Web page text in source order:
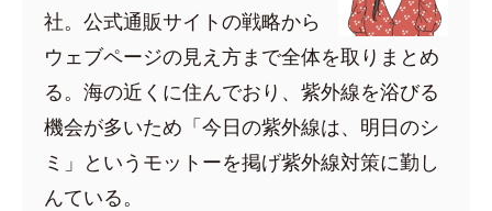
社。公式通販サイトの戦略から
ウェブページの見え方まで全体を取りまとめ
る。海の近くに住んでおり、紫外線を浴びる
機会が多いため「今日の紫外線は、明日のシ
ミ」というモットーを掲げ紫外線対策に勤し
んている。